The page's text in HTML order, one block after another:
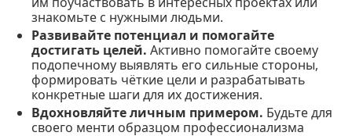
знакомьте с нужными людьми.
Развивайте потенциал и помогайте
достигать целей. Активно помогайте своему
подопечному выявлять его сильные стороны,
формировать чёткие цели и разрабатывать
конкретные шаги для их достижения.
Вдохновляйте личным примером. Будьте для
своего менти образцом профессионализма